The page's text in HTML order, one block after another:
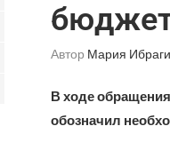
Автор Мария
В ходе
обозначил